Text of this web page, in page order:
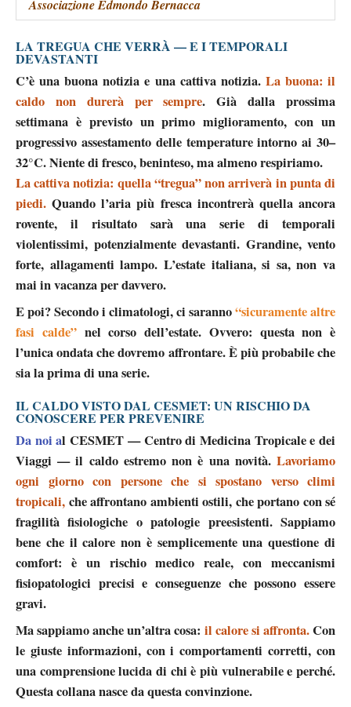
Associazione Edmondo Bernacca
LA TREGUA CHE VERRÀ — E I TEMPORALI
DEVASTANTI
C’è una buona notizia e una cattiva notizia. La buona: il
caldo non durerà per sempre. Già dalla prossima
settimana è previsto un primo miglioramento, con un
progressivo assestamento delle temperature intorno ai 30–
32°C. Niente di fresco, beninteso, ma almeno respiriamo.
La cattiva notizia: quella “tregua” non arriverà in punta di
piedi. Quando l’aria più fresca incontrerà quella ancora
rovente, il risultato sarà una serie di temporali
violentissimi, potenzialmente devastanti. Grandine, vento
forte, allagamenti lampo. L’estate italiana, si sa, non va
mai in vacanza per davvero.
E poi? Secondo i climatologi, ci saranno“sicuramente altre
fasi calde”nel corso dell’estate. Ovvero: questa non è
l’unica ondata che dovremo affrontare. È più probabile che
sia la prima di una serie.
IL CALDO VISTO DAL CESMET: UN RISCHIO DA
CONOSCERE PER PREVENIRE
Da noi al CESMET — Centro di Medicina Tropicale edei
Viaggi — il caldo estremo non è una novità. Lavoriamo
ogni giorno con persone che si spostano verso climi
tropicali, che affrontano ambienti ostili, che portano con sé
fragilità fisiologiche o patologie preesistenti. Sappiamo
bene che il calore non è semplicemente una questione di
comfort: è un rischio medico reale, con meccanismi
fisiopatologici precisi e conseguenze che possono essere
gravi.
Ma sappiamo anche un’altra cosa: il calore si affronta.Con
le giuste informazioni, con i comportamenti corretti, con
una comprensione lucida di chi è più vulnerabile e perché.
Questa collana nasce da questa convinzione.